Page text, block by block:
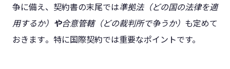
争に備え、契約書の末尾では準拠法（どの国の法律を適
用するか） や合意管轄（どの裁判所で争うか） も定めて
おきます​。特に国際契約では重要なポイントです。